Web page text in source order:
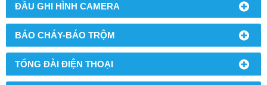
ĐẦU GHI HÌNH CAMERA
BÁO CHÁY-BÁO TRỘM
TỔNG ĐÀI ĐIỆN THOẠI